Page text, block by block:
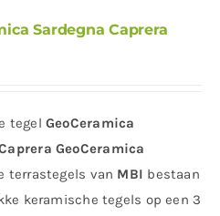
Sardegna Caprera
tegel GeoCeramica
GeoCeramica
terrastegels van MBI bestaan
keramische tegels op een 3